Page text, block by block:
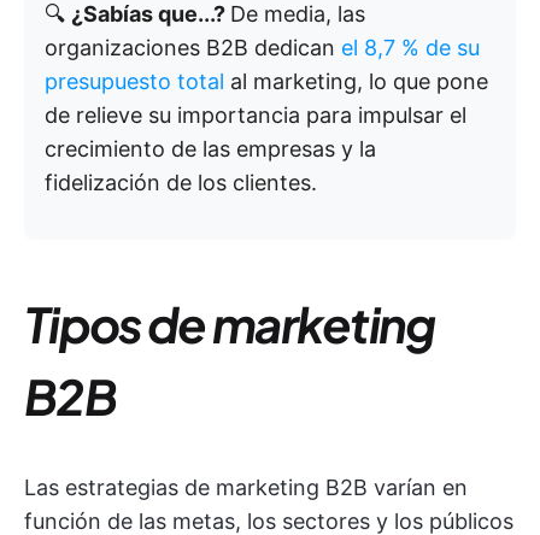
🔍 ¿Sabías que...? De media, las
organizaciones B2B dedican el 8,7 % de su
presupuesto total al marketing, lo que pone
de relieve su importancia para impulsar el
crecimiento de las empresas y la
fidelización de los clientes.
Tipos de marketing
B2B
Las estrategias de marketing B2B varían en
función de las metas, los sectores y los públicos